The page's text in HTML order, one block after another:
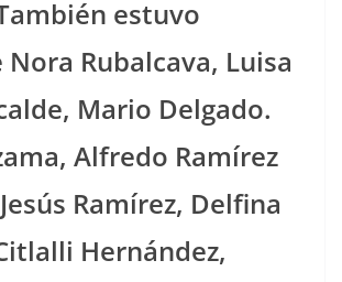
estuvo
Rubalcava, Luisa
Mario Delgado.
Alfredo Ramírez
Ramírez, Delfina
Hernández,